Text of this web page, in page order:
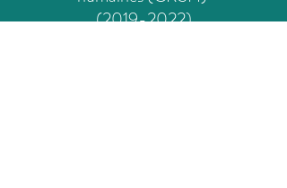
(2019-2022)